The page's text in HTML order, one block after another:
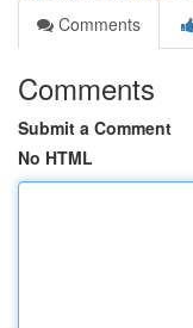
Comments
Comments
Submit a Comment
No HTML